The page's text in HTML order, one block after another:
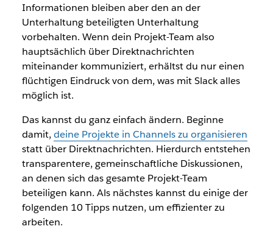
Informationen bleiben aber den an der
Unterhaltung beteiligten Unterhaltung
vorbehalten. Wenn dein Projekt-Team also
hauptsächlich über Direktnachrichten
miteinander kommuniziert, erhältst du nur einen
flüchtigen Eindruck von dem, was mit Slack alles
möglich ist.
Das kannst du ganz einfach ändern. Beginne
damit, deine Projekte in Channels zu organisieren
statt über Direktnachrichten. Hierdurch entstehen
transparentere, gemeinschaftliche Diskussionen,
an denen sich das gesamte Projekt-Team
beteiligen kann. Als nächstes kannst du einige der
folgenden 10 Tipps nutzen, um effizienter zu
arbeiten.